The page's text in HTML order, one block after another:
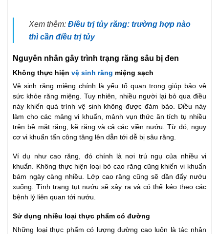
Xem thêm: Điều trị tủy răng: trường hợp nào
thì cần điều trị tủy
Nguyên nhân gây trình trạng răng sâu bị đen
Không thực hiện vệ sinh răng miệng sạch
Vệ sinh răng miệng chính là yếu tố quan trọng giúp bảo vệ
sức khỏe răng miệng. Tuy nhiên, nhiều người lại bỏ qua điều
này khiến quá trình vệ sinh không được đảm bảo. Điều này
làm cho các mảng vi khuẩn, mảnh vụn thức ăn tích tụ nhiều
trên bề mặt răng, kẽ răng và cả các viền nướu. Từ đó, nguy
cơ vi khuẩn tấn công tăng lên dẫn tới dễ bị sâu răng.
Ví dụ như cao răng, đó chính là nơi trú ngụ của nhiều vi
khuẩn. Không thực hiện loại bỏ cao răng cũng khiến vi khuẩn
bám ngày càng nhiều. Lớp cao răng cũng sẽ dần đẩy nướu
xuống. Tình trạng tụt nướu sẽ xảy ra và có thể kéo theo các
bệnh lý liên quan tới nướu.
Sử dụng nhiều loại thực phẩm có đường
Những loại thực phẩm có lượng đường cao luôn là tác nhân